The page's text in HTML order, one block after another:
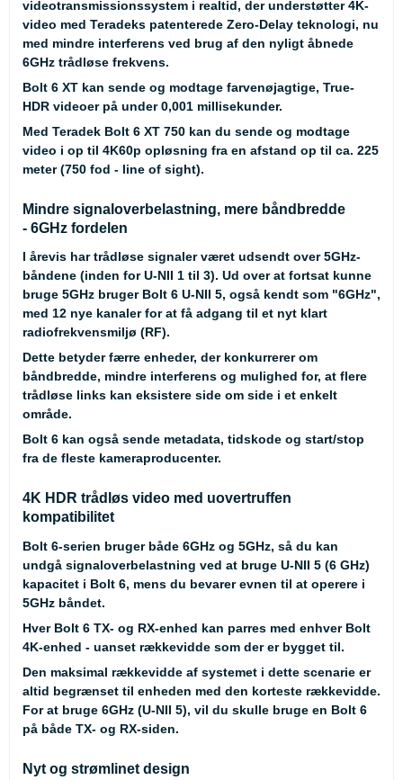
videotransmissionssystem i realtid, der understøtter 4K-
video med Teradeks patenterede Zero-Delay teknologi, nu
med mindre interferens ved brug af den nyligt åbnede
6GHz trådløse frekvens.
Bolt 6 XT kan sende og modtage farvenøjagtige, True-
HDR videoer på under 0,001 millisekunder.
Med Teradek Bolt 6 XT 750 kan du sende og modtage
video i op til 4K60p opløsning fra en afstand op til ca. 225
meter (750 fod - line of sight).
Mindre signaloverbelastning, mere båndbredde
- 6GHz fordelen
I årevis har trådløse signaler været udsendt over 5GHz-
båndene (inden for U-NII 1 til 3). Ud over at fortsat kunne
bruge 5GHz bruger Bolt 6 U-NII 5, også kendt som "6GHz",
med 12 nye kanaler for at få adgang til et nyt klart
radiofrekvensmiljø (RF).
Dette betyder færre enheder, der konkurrerer om
båndbredde, mindre interferens og mulighed for, at flere
trådløse links kan eksistere side om side i et enkelt
område.
Bolt 6 kan også sende metadata, tidskode og start/stop
fra de fleste kameraproducenter.
4K HDR trådløs video med uovertruffen
kompatibilitet
Bolt 6-serien bruger både 6GHz og 5GHz, så du kan
undgå signaloverbelastning ved at bruge U-NII 5 (6 GHz)
kapacitet i Bolt 6, mens du bevarer evnen til at operere i
5GHz båndet.
Hver Bolt 6 TX- og RX-enhed kan parres med enhver Bolt
4K-enhed - uanset rækkevidde som der er bygget til.
Den maksimal rækkevidde af systemet i dette scenarie er
altid begrænset til enheden med den korteste rækkevidde.
For at bruge 6GHz (U-NII 5), vil du skulle bruge en Bolt 6
på både TX- og RX-siden.
Nyt og strømlinet design